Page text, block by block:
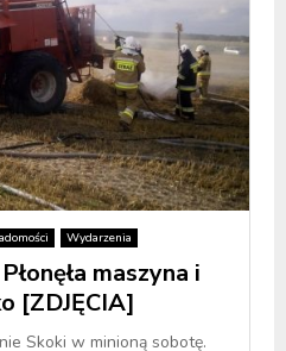
Wydarzenia
maszyna i
[ZDJĘCIA]
Skoki w minioną sobotę.